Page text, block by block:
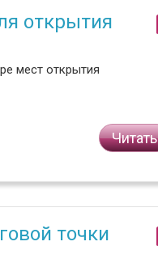
открытия
мест открытия
Читать
точки